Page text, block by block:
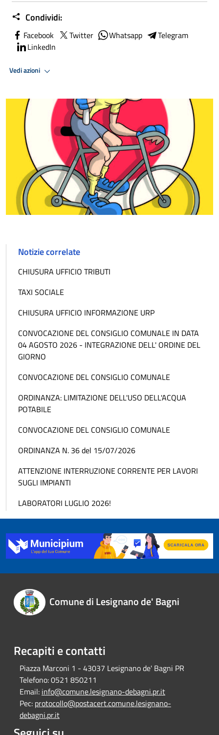
Condividi:
Facebook Twitter Whatsapp
Telegram
LinkedIn
Vedi azioni
Notizie correlate
CHIUSURA UFFICIO TRIBUTI
TAXI SOCIALE
CHIUSURA UFFICIO INFORMAZIONE URP
CONVOCAZIONE DEL CONSIGLIO COMUNALE IN DATA
04 AGOSTO 2026 - INTEGRAZIONE DELL' ORDINE DEL
GIORNO
CONVOCAZIONE DEL CONSIGLIO COMUNALE
ORDINANZA: LIMITAZIONE DELL'USO DELL'ACQUA
POTABILE
CONVOCAZIONE DEL CONSIGLIO COMUNALE
ORDINANZA N. 36 del 15/07/2026
ATTENZIONE INTERRUZIONE CORRENTE PER LAVORI
SUGLI IMPIANTI
LABORATORI LUGLIO 2026!
Comune di Lesignano de' Bagni
Recapiti e contatti
Piazza Marconi 1 - 43037 Lesignano de' Bagni PR
Telefono:0521 850211
Email: info@comune.lesignano-debagni.pr.it
Pec: protocollo@postacert.comune.lesignano-
debagni.pr.it